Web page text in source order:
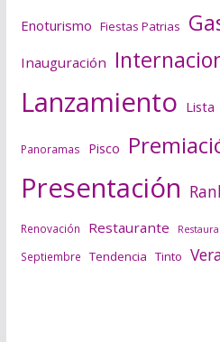
Enoturismo Fiestas Patrias
Inauguración
Lanzamiento Lista
Panoramas Pisco
Presentación
Renovación Restaurante
Septiembre Tendencia Tinto